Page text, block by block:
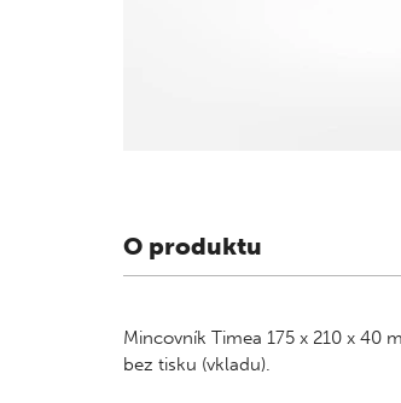
O produktu
Mincovník Timea 175 x 210 x 40
bez tisku (vkladu).